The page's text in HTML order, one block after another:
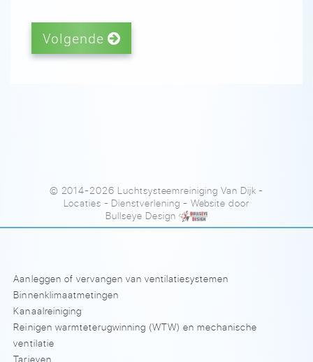
Volgende
© 2014-2026 Luchtsysteemreiniging Van Dijk-
Locaties - Dienstverlening - Website door
Bullseye Design
Aanleggen of vervangen van ventilatiesystemen
Binnenklimaatmetingen
Kanaalreiniging
Reinigen warmteterugwinning (WTW) en mechanische
ventilatie
Tarieven